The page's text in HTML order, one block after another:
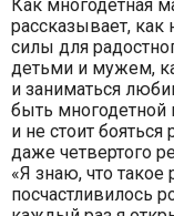
Как многодетная
рассказывает, как
силы для
детьми и мужем,
и заниматься
быть
и не стоит
даже четвертого
«Я знаю, что
посчастливилось